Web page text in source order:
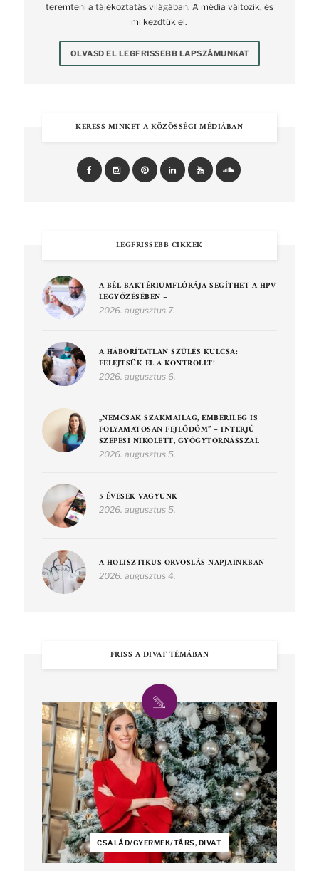
teremteni a tájékoztatás világában. A média változik, és
mi kezdtük el.
OLVASD EL LEGFRISSEBB LAPSZÁMUNKAT
KERESS MINKET A KÖZÖSSÉGI MÉDIÁBAN
LEGFRISSEBB CIKKEK
A BÉL BAKTÉRIUMFLÓRÁJA SEGÍTHET A HPV
LEGYŐZÉSÉBEN –
2026. augusztus 7.
A HÁBORÍTATLAN SZÜLÉS KULCSA:
FELEJTSÜK EL A KONTROLLT!
2026. augusztus 6.
„NEMCSAK SZAKMAILAG, EMBERILEG IS
FOLYAMATOSAN FEJLŐDŐM” – INTERJÚ
SZEPESI NIKOLETT, GYÓGYTORNÁSSZAL
2026. augusztus 5.
5 ÉVESEK VAGYUNK
2026. augusztus 5.
A HOLISZTIKUS ORVOSLÁS NAPJAINKBAN
2026. augusztus 4.
FRISS A DIVAT TÉMÁBAN
CSALÁD/GYERMEK/TÁRS, DIVAT